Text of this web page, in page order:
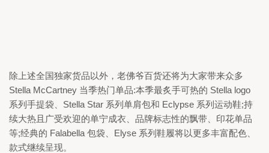
Stella McCartney 当季热门单品:本季最炙手可热的
系列手提袋、 Stella Star 系列单肩包和 Eclypse 系列运动鞋;持
续大热且广受欢迎的单宁成衣、品牌标志性的飘带、印花单品
等;经典的 Falabella 包袋、 Elyse 系列鞋履将以更多丰富配色、
款式继续呈现。